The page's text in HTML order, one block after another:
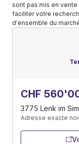
sont pas mis en
faciliter votre
d'ensemble du
CHF
3775 Lenk im
Adresse exacte